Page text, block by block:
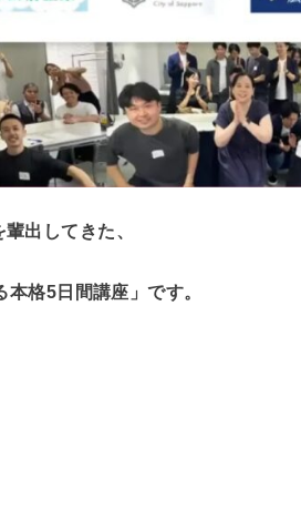
出してきた、
本格5日間講座」です。